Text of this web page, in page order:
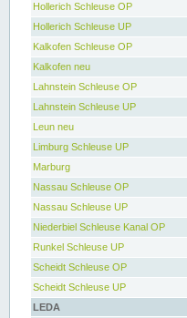
Hollerich Schleuse OP
Hollerich Schleuse UP
Kalkofen Schleuse OP
Kalkofen neu
Lahnstein Schleuse OP
Lahnstein Schleuse UP
Leun neu
Limburg Schleuse UP
Marburg
Nassau Schleuse OP
Nassau Schleuse UP
Niederbiel Schleuse Kanal OP
Runkel Schleuse UP
Scheidt Schleuse OP
Scheidt Schleuse UP
LEDA